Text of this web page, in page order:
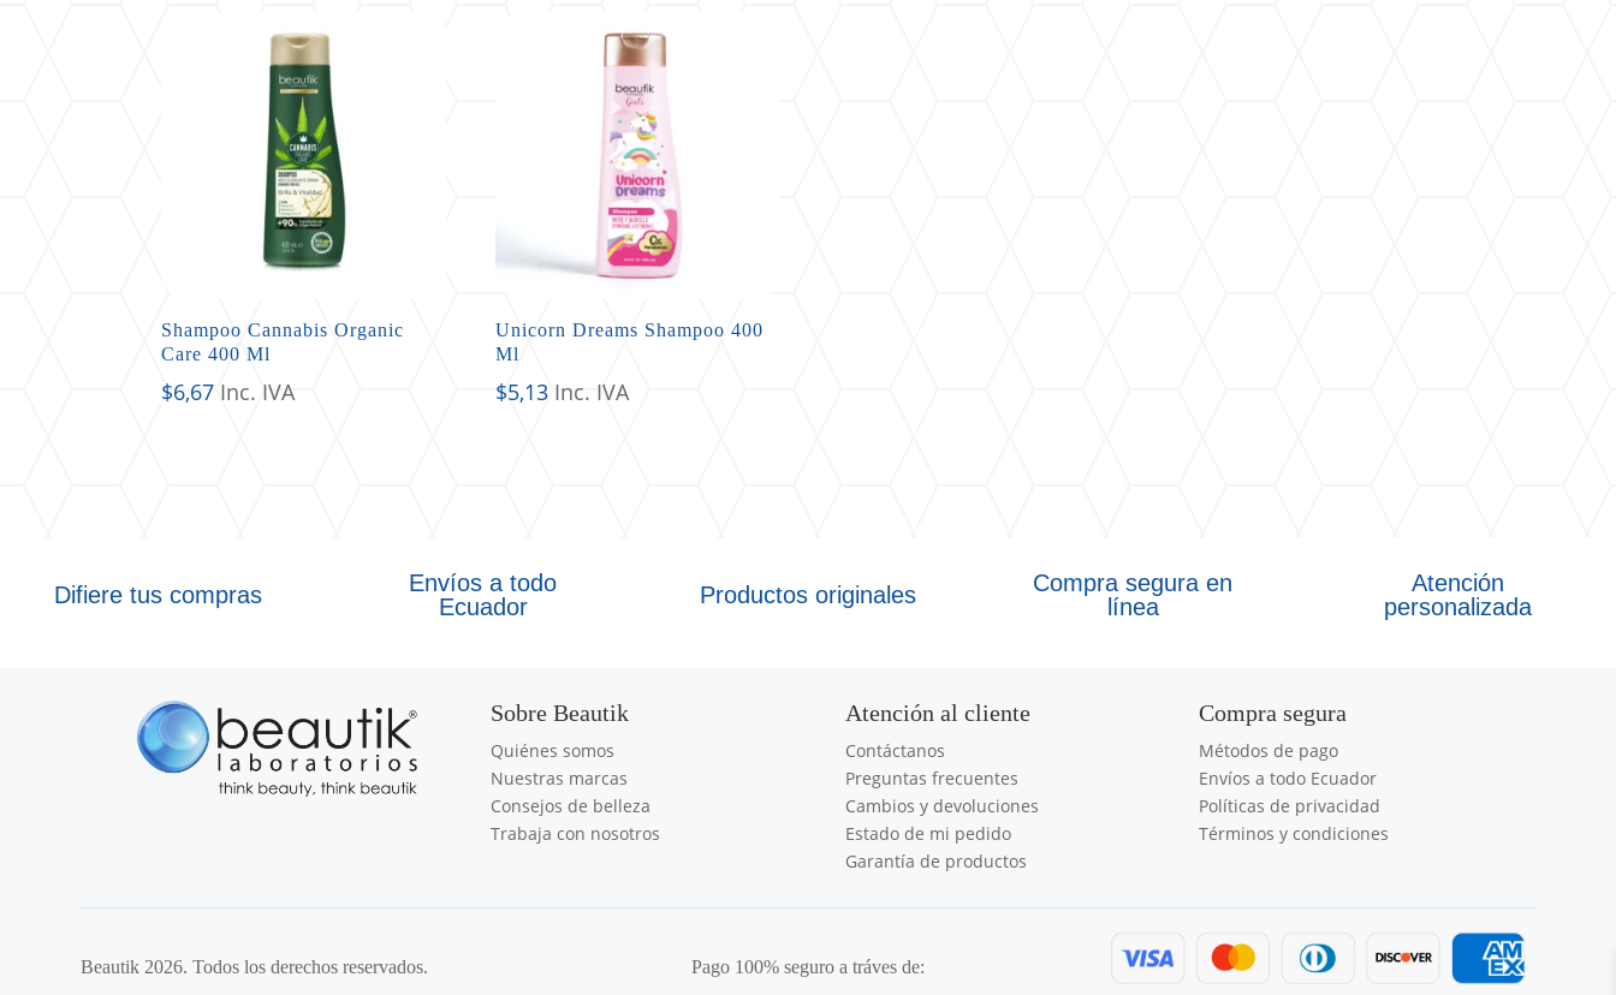
Shampoo Cannabis Organic
Care 400 Ml
$6,67 Inc. IVA
Unicorn Dreams Shampoo 400
Ml
$5,13 Inc. IVA
Difiere tus compras
Envíos a todo
Ecuador
Productos originales
Compra segura en
línea
Atención
personalizada
Sobre Beautik
Quiénes somos
Nuestras marcas
Consejos de belleza
Trabaja con nosotros
Atención al cliente
Contáctanos
Preguntas frecuentes
Cambios y devoluciones
Estado de mi pedido
Garantía de productos
Compra segura
Métodos de pago
Envíos a todo Ecuador
Políticas de privacidad
Términos y condiciones
Beautik 2026. Todos los derechos reservados. Pago 100% seguro a tráves de: